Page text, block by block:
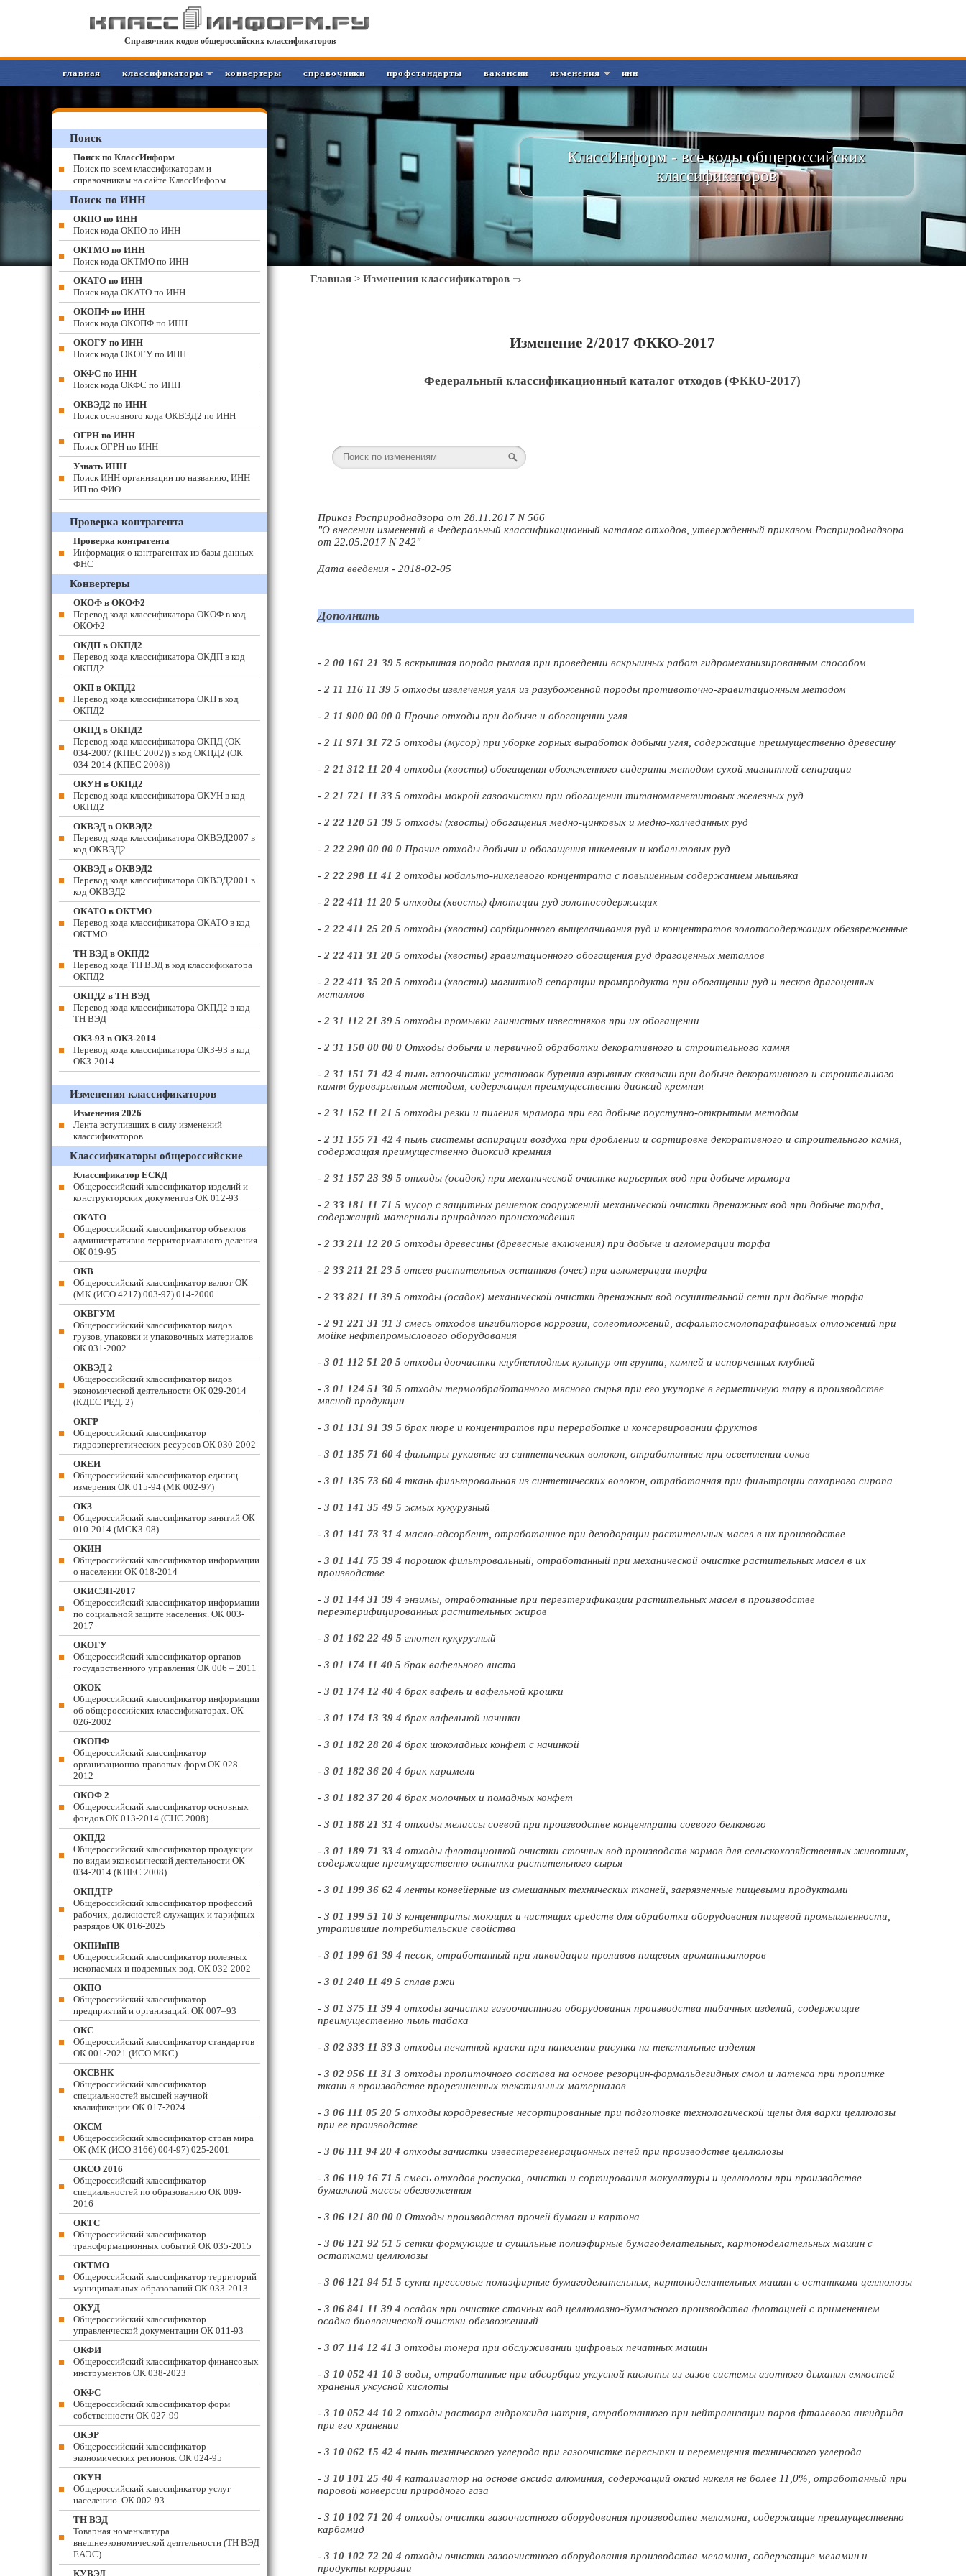
Справочник кодов общероссийских классификаторов
главная классификаторы конвертеры справочники профстандарты вакансии изменения инн
КлассИнформ - все коды общероссийских
классификаторов
Главная > Изменения классификаторов
Изменение 2/2017 ФККО-2017
Федеральный классификационный каталог отходов (ФККО-2017)
Приказ Росприроднадзора от 28.11.2017 N 566
"О внесении изменений в Федеральный классификационный каталог отходов, утвержденный приказом Росприроднадзора
от 22.05.2017 N 242"
Дата введения - 2018-02-05
Дополнить
- 2 00 161 21 39 5 вскрышная порода рыхлая при проведении вскрышных работ гидромеханизированным способом
- 2 11 116 11 39 5 отходы извлечения угля из разубоженной породы противоточно-гравитационным методом
- 2 11 900 00 00 0 Прочие отходы при добыче и обогащении угля
- 2 11 971 31 72 5 отходы (мусор) при уборке горных выработок добычи угля, содержащие преимущественно древесину
- 2 21 312 11 20 4 отходы (хвосты) обогащения обожженного сидерита методом сухой магнитной сепарации
- 2 21 721 11 33 5 отходы мокрой газоочистки при обогащении титаномагнетитовых железных руд
- 2 22 120 51 39 5 отходы (хвосты) обогащения медно-цинковых и медно-колчеданных руд
- 2 22 290 00 00 0 Прочие отходы добычи и обогащения никелевых и кобальтовых руд
- 2 22 298 11 41 2 отходы кобальто-никелевого концентрата с повышенным содержанием мышьяка
- 2 22 411 11 20 5 отходы (хвосты) флотации руд золотосодержащих
- 2 22 411 25 20 5 отходы (хвосты) сорбционного выщелачивания руд и концентратов золотосодержащих обезвреженные
- 2 22 411 31 20 5 отходы (хвосты) гравитационного обогащения руд драгоценных металлов
- 2 22 411 35 20 5 отходы (хвосты) магнитной сепарации промпродукта при обогащении руд и песков драгоценных
металлов
- 2 31 112 21 39 5 отходы промывки глинистых известняков при их обогащении
- 2 31 150 00 00 0 Отходы добычи и первичной обработки декоративного и строительного камня
- 2 31 151 71 42 4 пыль газоочистки установок бурения взрывных скважин при добыче декоративного и строительного
камня буровзрывным методом, содержащая преимущественно диоксид кремния
- 2 31 152 11 21 5 отходы резки и пиления мрамора при его добыче поуступно-открытым методом
- 2 31 155 71 42 4 пыль системы аспирации воздуха при дроблении и сортировке декоративного и строительного камня,
содержащая преимущественно диоксид кремния
- 2 31 157 23 39 5 отходы (осадок) при механической очистке карьерных вод при добыче мрамора
- 2 33 181 11 71 5 мусор с защитных решеток сооружений механической очистки дренажных вод при добыче торфа,
содержащий материалы природного происхождения
- 2 33 211 12 20 5 отходы древесины (древесные включения) при добыче и агломерации торфа
- 2 33 211 21 23 5 отсев растительных остатков (очес) при агломерации торфа
- 2 33 821 11 39 5 отходы (осадок) механической очистки дренажных вод осушительной сети при добыче торфа
- 2 91 221 31 31 3 смесь отходов ингибиторов коррозии, солеотложений, асфальтосмолопарафиновых отложений при
мойке нефтепромыслового оборудования
- 3 01 112 51 20 5 отходы доочистки клубнеплодных культур от грунта, камней и испорченных клубней
- 3 01 124 51 30 5 отходы термообработанного мясного сырья при его укупорке в герметичную тару в производстве
мясной продукции
- 3 01 131 91 39 5 брак пюре и концентратов при переработке и консервировании фруктов
- 3 01 135 71 60 4 фильтры рукавные из синтетических волокон, отработанные при осветлении соков
- 3 01 135 73 60 4 ткань фильтровальная из синтетических волокон, отработанная при фильтрации сахарного сиропа
- 3 01 141 35 49 5 жмых кукурузный
- 3 01 141 73 31 4 масло-адсорбент, отработанное при дезодорации растительных масел в их производстве
- 3 01 141 75 39 4 порошок фильтровальный, отработанный при механической очистке растительных масел в их
производстве
- 3 01 144 31 39 4 энзимы, отработанные при переэтерификации растительных масел в производстве
переэтерифицированных растительных жиров
- 3 01 162 22 49 5 глютен кукурузный
- 3 01 174 11 40 5 брак вафельного листа
- 3 01 174 12 40 4 брак вафель и вафельной крошки
- 3 01 174 13 39 4 брак вафельной начинки
- 3 01 182 28 20 4 брак шоколадных конфет с начинкой
- 3 01 182 36 20 4 брак карамели
- 3 01 182 37 20 4 брак молочных и помадных конфет
- 3 01 188 21 31 4 отходы мелассы соевой при производстве концентрата соевого белкового
- 3 01 189 71 33 4 отходы флотационной очистки сточных вод производств кормов для сельскохозяйственных животных,
содержащие преимущественно остатки растительного сырья
- 3 01 199 36 62 4 ленты конвейерные из смешанных технических тканей, загрязненные пищевыми продуктами
- 3 01 199 51 10 3 концентраты моющих и чистящих средств для обработки оборудования пищевой промышленности,
утратившие потребительские свойства
- 3 01 199 61 39 4 песок, отработанный при ликвидации проливов пищевых ароматизаторов
- 3 01 240 11 49 5 сплав ржи
- 3 01 375 11 39 4 отходы зачистки газоочистного оборудования производства табачных изделий, содержащие
преимущественно пыль табака
- 3 02 333 11 33 3 отходы печатной краски при нанесении рисунка на текстильные изделия
- 3 02 956 11 31 3 отходы пропиточного состава на основе резорцин-формальдегидных смол и латекса при пропитке
ткани в производстве прорезиненных текстильных материалов
- 3 06 111 05 20 5 отходы кородревесные несортированные при подготовке технологической щепы для варки целлюлозы
при ее производстве
- 3 06 111 94 20 4 отходы зачистки известерегенерационных печей при производстве целлюлозы
- 3 06 119 16 71 5 смесь отходов роспуска, очистки и сортирования макулатуры и целлюлозы при производстве
бумажной массы обезвоженная
- 3 06 121 80 00 0 Отходы производства прочей бумаги и картона
- 3 06 121 92 51 5 сетки формующие и сушильные полиэфирные бумагоделательных, картоноделательных машин с
остатками целлюлозы
- 3 06 121 94 51 5 сукна прессовые полиэфирные бумагоделательных, картоноделательных машин с остатками целлюлозы
- 3 06 841 11 39 4 осадок при очистке сточных вод целлюлозно-бумажного производства флотацией с применением
осадка биологической очистки обезвоженный
- 3 07 114 12 41 3 отходы тонера при обслуживании цифровых печатных машин
- 3 10 052 41 10 3 воды, отработанные при абсорбции уксусной кислоты из газов системы азотного дыхания емкостей
хранения уксусной кислоты
- 3 10 052 44 10 2 отходы раствора гидроксида натрия, отработанного при нейтрализации паров фталевого ангидрида
при его хранении
- 3 10 062 15 42 4 пыль технического углерода при газоочистке пересыпки и перемещения технического углерода
- 3 10 101 25 40 4 катализатор на основе оксида алюминия, содержащий оксид никеля не более 11,0%, отработанный при
паровой конверсии природного газа
- 3 10 102 71 20 4 отходы очистки газоочистного оборудования производства меламина, содержащие преимущественно
карбамид
- 3 10 102 72 20 4 отходы очистки газоочистного оборудования производства меламина, содержащие меламин и
продукты коррозии
Поиск
Поиск по КлассИнформ
Поиск по всем классификаторам и
справочникам на сайте КлассИнформ
Поиск по ИНН
ОКПО по ИНН
Поиск кода ОКПО по ИНН
ОКТМО по ИНН
Поиск кода ОКТМО по ИНН
ОКАТО по ИНН
Поиск кода ОКАТО по ИНН
ОКОПФ по ИНН
Поиск кода ОКОПФ по ИНН
ОКОГУ по ИНН
Поиск кода ОКОГУ по ИНН
ОКФС по ИНН
Поиск кода ОКФС по ИНН
ОКВЭД2 по ИНН
Поиск основного кода ОКВЭД2 по ИНН
ОГРН по ИНН
Поиск ОГРН по ИНН
Узнать ИНН
Поиск ИНН организации по названию, ИНН
ИП по ФИО
Проверка контрагента
Проверка контрагента
Информация о контрагентах из базы данных
ФНС
Конвертеры
ОКОФ в ОКОФ2
Перевод кода классификатора ОКОФ в код
ОКОФ2
ОКДП в ОКПД2
Перевод кода классификатора ОКДП в код
ОКПД2
ОКП в ОКПД2
Перевод кода классификатора ОКП в код
ОКПД2
ОКПД в ОКПД2
Перевод кода классификатора ОКПД (ОК
034-2007 (КПЕС 2002)) в код ОКПД2 (ОК
034-2014 (КПЕС 2008))
ОКУН в ОКПД2
Перевод кода классификатора ОКУН в код
ОКПД2
ОКВЭД в ОКВЭД2
Перевод кода классификатора ОКВЭД2007 в
код ОКВЭД2
ОКВЭД в ОКВЭД2
Перевод кода классификатора ОКВЭД2001 в
код ОКВЭД2
ОКАТО в ОКТМО
Перевод кода классификатора ОКАТО в код
ОКТМО
ТН ВЭД в ОКПД2
Перевод кода ТН ВЭД в код классификатора
ОКПД2
ОКПД2 в ТН ВЭД
Перевод кода классификатора ОКПД2 в код
ТН ВЭД
ОКЗ-93 в ОКЗ-2014
Перевод кода классификатора ОКЗ-93 в код
ОКЗ-2014
Изменения классификаторов
Изменения 2026
Лента вступивших в силу изменений
классификаторов
Классификаторы общероссийские
Классификатор ЕСКД
Общероссийский классификатор изделий и
конструкторских документов ОК 012-93
ОКАТО
Общероссийский классификатор объектов
административно-территориального деления
ОК 019-95
ОКВ
Общероссийский классификатор валют ОК
(МК (ИСО 4217) 003-97) 014-2000
ОКВГУМ
Общероссийский классификатор видов
грузов, упаковки и упаковочных материалов
ОК 031-2002
ОКВЭД 2
Общероссийский классификатор видов
экономической деятельности ОК 029-2014
(КДЕС РЕД. 2)
ОКГР
Общероссийский классификатор
гидроэнергетических ресурсов ОК 030-2002
ОКЕИ
Общероссийский классификатор единиц
измерения ОК 015-94 (МК 002-97)
ОКЗ
Общероссийский классификатор занятий ОК
010-2014 (МСКЗ-08)
ОКИН
Общероссийский классификатор информации
о населении ОК 018-2014
ОКИСЗН-2017
Общероссийский классификатор информации
по социальной защите населения. ОК 003-
2017
ОКОГУ
Общероссийский классификатор органов
государственного управления ОК 006 – 2011
ОКОК
Общероссийский классификатор информации
об общероссийских классификаторах. ОК
026-2002
ОКОПФ
Общероссийский классификатор
организационно-правовых форм ОК 028-
2012
ОКОФ 2
Общероссийский классификатор основных
фондов ОК 013-2014 (СНС 2008)
ОКПД2
Общероссийский классификатор продукции
по видам экономической деятельности ОК
034-2014 (КПЕС 2008)
ОКПДТР
Общероссийский классификатор профессий
рабочих, должностей служащих и тарифных
разрядов ОК 016-2025
ОКПИиПВ
Общероссийский классификатор полезных
ископаемых и подземных вод. ОК 032-2002
ОКПО
Общероссийский классификатор
предприятий и организаций. ОК 007–93
ОКС
Общероссийский классификатор стандартов
ОК 001-2021 (ИСО МКС)
ОКСВНК
Общероссийский классификатор
специальностей высшей научной
квалификации ОК 017-2024
ОКСМ
Общероссийский классификатор стран мира
ОК (МК (ИСО 3166) 004-97) 025-2001
ОКСО 2016
Общероссийский классификатор
специальностей по образованию ОК 009-
2016
ОКТС
Общероссийский классификатор
трансформационных событий ОК 035-2015
ОКТМО
Общероссийский классификатор территорий
муниципальных образований ОК 033-2013
ОКУД
Общероссийский классификатор
управленческой документации ОК 011-93
ОКФИ
Общероссийский классификатор финансовых
инструментов OK 038-2023
ОКФС
Общероссийский классификатор форм
собственности ОК 027-99
ОКЭР
Общероссийский классификатор
экономических регионов. ОК 024-95
ОКУН
Общероссийский классификатор услуг
населению. ОК 002-93
ТН ВЭД
Товарная номенклатура
внешнеэкономической деятельности (ТН ВЭД
ЕАЭС)
КУВЭД